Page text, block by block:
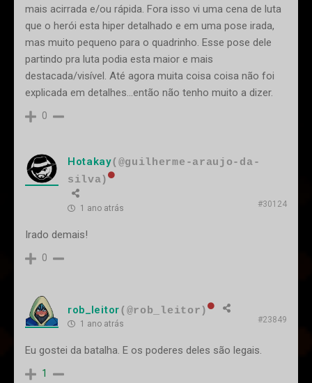
mais acirrada e/ou rápida. Fora isso vi uma cena de luta
que o herói esta hiper detalhado e em uma pose irada,
mas muito pequeno para o quadrinho. Esse pose dele
partindo pra luta podia esta maior e mais
destacada/visível. Até agora muita coisa coisa não foi
explicada em detalhes...então não tenho muito a dizer.
0
Hotakay(@guilherme-araujo-da-
silva)
1 ano atrás #30124
Irado demais!
0
rob_leitor(@rob_leitor)
1 ano atrás #23849
Eu gostei da batalha. E os poderes deles são legais.
1